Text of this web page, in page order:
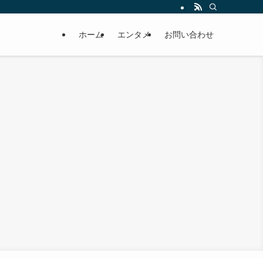
ホーム エンタメ お問い合わせ